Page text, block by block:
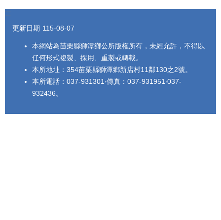
:::
更新日期 115-08-07
本網站為苗栗縣獅潭鄉公所版權所有，未經允許，不得以
任何形式複製、採用、重製或轉載。
本所地址：354苗栗縣獅潭鄉新店村11鄰130之2號。
本所電話：037-931301‧傳真：037-931951‧037-
932436。